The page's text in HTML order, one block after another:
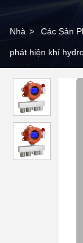
Nhà > Các Sản
phát hiện khí